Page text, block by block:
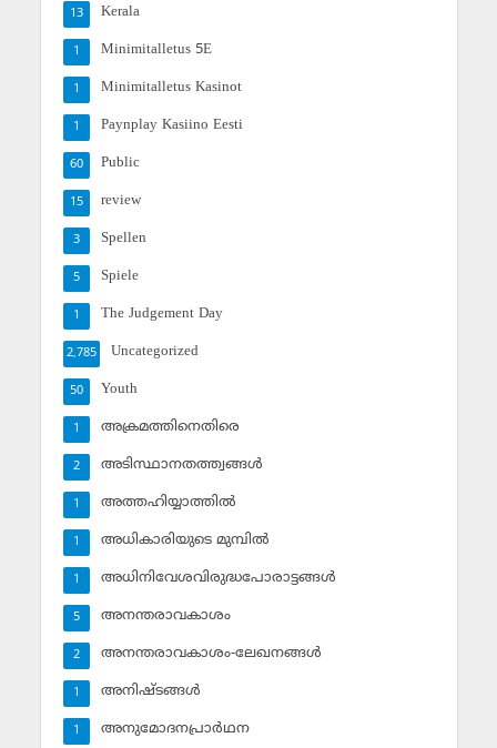
Kerala
13
Minimitalletus 5E
1
Minimitalletus Kasinot
1
Paynplay Kasiino Eesti
1
Public
60
review
15
Spellen
3
Spiele
5
The Judgement Day
1
Uncategorized
2,785
Youth
50
അക്രമത്തിനെതിരെ
1
അടിസ്ഥാനതത്ത്വങ്ങള്‍
2
അത്തഹിയ്യാത്തില്‍
1
അധികാരിയുടെ മുമ്പില്‍
1
അധിനിവേശവിരുദ്ധപോരാട്ടങ്ങള്‍
1
അനന്തരാവകാശം
5
അനന്തരാവകാശം-ലേഖനങ്ങള്‍
2
അനിഷ്ടങ്ങള്‍
1
അനുമോദനപ്രാര്‍ഥന
1